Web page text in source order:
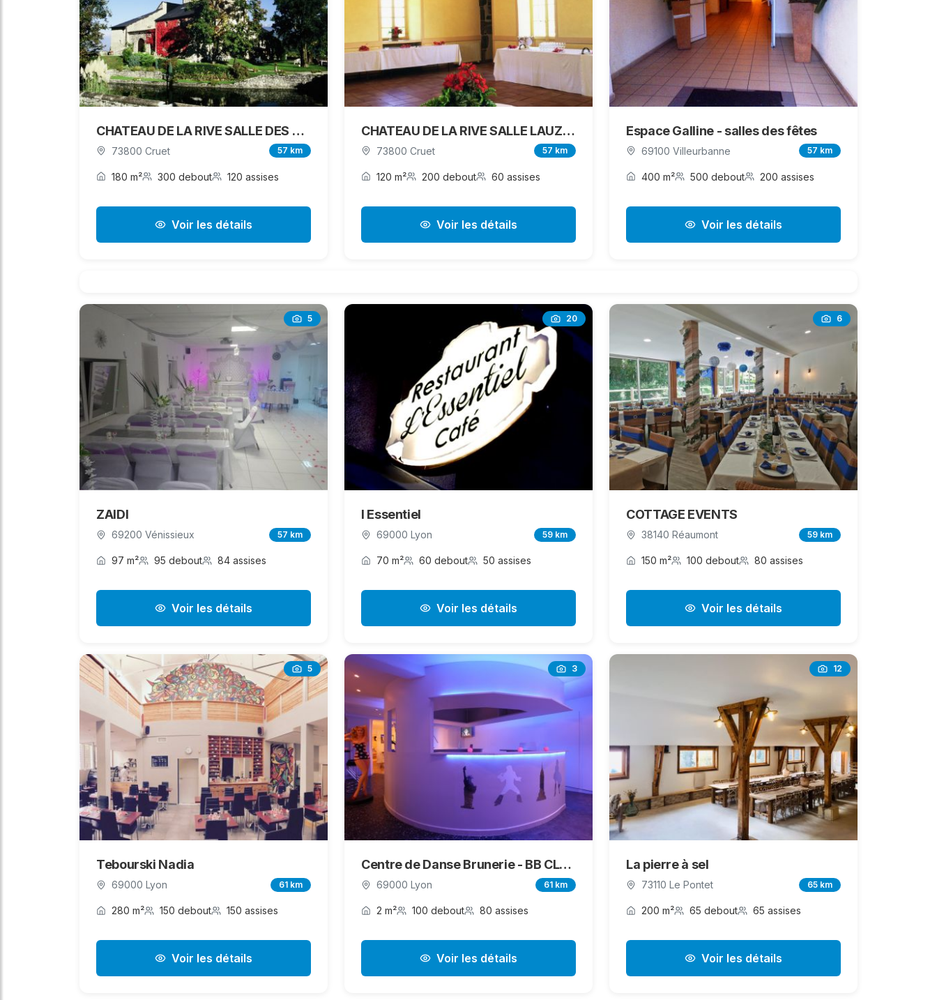
CHATEAU DE LA RIVE SALLE DES GARDE
73800 Cruet 57 km
180 m² 300 debout 120 assises
Voir les détails
CHATEAU DE LA RIVE SALLE LAUZIERE
73800 Cruet 57 km
120 m² 200 debout 60 assises
Voir les détails
Espace Galline - salles des fêtes
69100 Villeurbanne 57 km
400 m² 500 debout 200 assises
Voir les détails
5
ZAIDI
69200 Vénissieux 57 km
97 m² 95 debout 84 assises
Voir les détails
20
l Essentiel
69000 Lyon 59 km
70 m² 60 debout 50 assises
Voir les détails
6
COTTAGE EVENTS
38140 Réaumont 59 km
150 m² 100 debout 80 assises
Voir les détails
5
Tebourski Nadia
69000 Lyon 61 km
280 m² 150 debout 150 assises
Voir les détails
3
Centre de Danse Brunerie - BB CLUB
69000 Lyon 61 km
2 m² 100 debout 80 assises
Voir les détails
12
La pierre à sel
73110 Le Pontet 65 km
200 m² 65 debout 65 assises
Voir les détails